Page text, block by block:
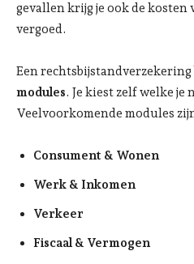
gevallen krijg je ook de kosten
vergoed.
Een
modules. Je kiest zelf welke je
Veelvoorkomende modules
Consument & Wonen
Werk & Inkomen
Verkeer
Fiscaal & Vermogen